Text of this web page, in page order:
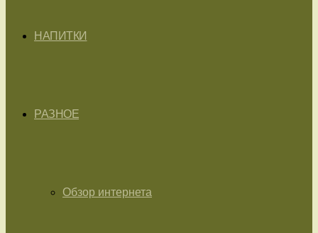
НАПИТКИ
РАЗНОЕ
Обзор интернета